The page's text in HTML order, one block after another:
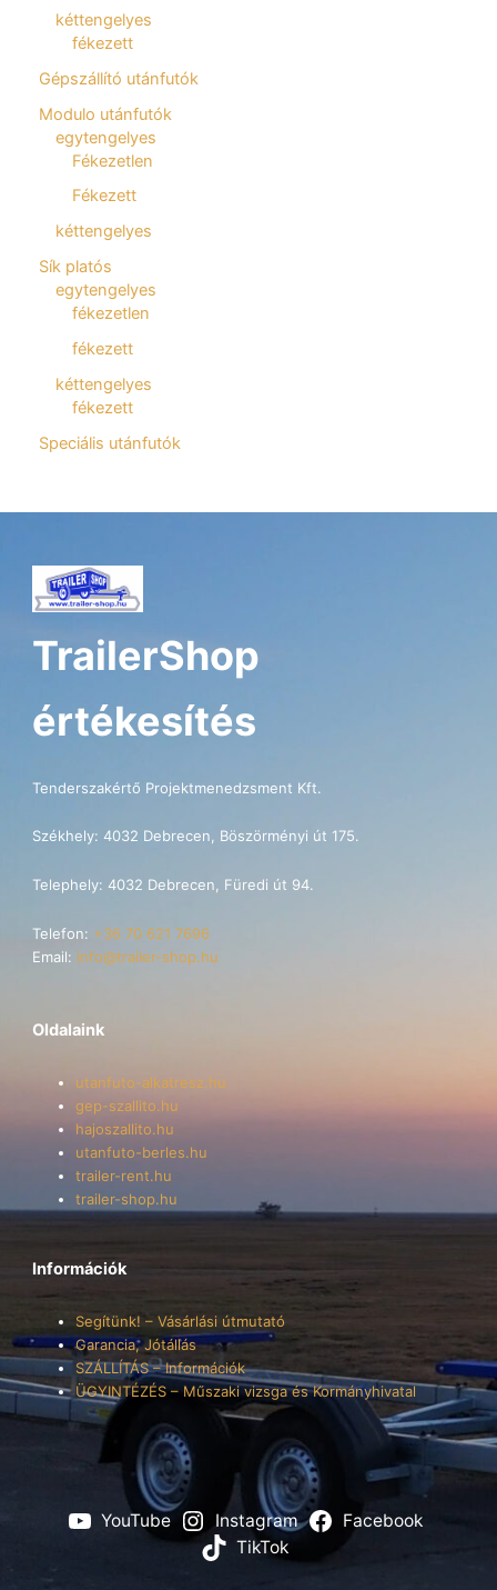
kéttengelyes
fékezett
Gépszállító utánfutók
Modulo utánfutók
egytengelyes
Fékezetlen
Fékezett
kéttengelyes
Sík platós
egytengelyes
fékezetlen
fékezett
kéttengelyes
fékezett
Speciális utánfutók
TrailerShop
értékesítés
Tenderszakértő Projektmenedzsment Kft.
Székhely: 4032 Debrecen, Böszörményi út 175.
Telephely: 4032 Debrecen, Füredi út 94.
Telefon: +36 70 621 7696
Email: info@trailer-shop.hu
Oldalaink
utanfuto-alkatresz.hu
gep-szallito.hu
hajoszallito.hu
utanfuto-berles.hu
trailer-rent.hu
trailer-shop.hu
Információk
Segítünk! – Vásárlási útmutató
Garancia, Jótállás
SZÁLLÍTÁS – Információk
ÜGYINTÉZÉS – Műszaki vizsga és Kormányhivatal
YouTube Instagram
Facebook
TikTok